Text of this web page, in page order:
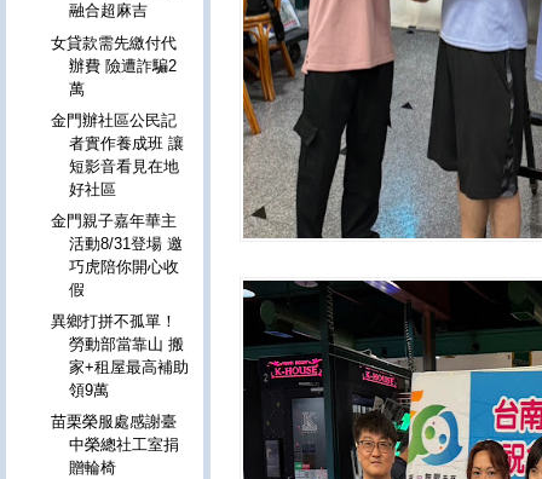
融合超麻吉
女貸款需先繳付代
辦費 險遭詐騙2
萬
金門辦社區公民記
者實作養成班 讓
短影音看見在地
好社區
金門親子嘉年華主
活動8/31登場 邀
巧虎陪你開心收
假
異鄉打拼不孤單！
勞動部當靠山 搬
家+租屋最高補助
領9萬
苗栗榮服處感謝臺
中榮總社工室捐
贈輪椅